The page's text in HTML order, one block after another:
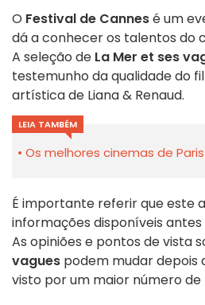
O Festival de Cannesé um
dá a conhecer os talentos do
A seleção de La Mer et ses
testemunho da qualidade do
artística de Liana & Renaud.
LEIA TAMBÉM
Os melhores cinemas de Paris
É importante referir que este
informações disponíveis
As opiniões e pontos de vista
vagues podem mudar depois
visto por um maior número de